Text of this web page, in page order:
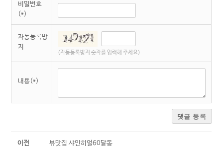
비밀번호
(*)
자동등록방
지
(자동등록방지 숫자를 입력해 주세요)
내용(*)
댓글 등록
이전 뷰맛집 샤인히얼60달동